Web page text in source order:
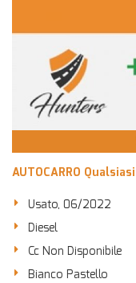
AUTOCARRO Qualsiasi
Usato, 06/2022
Diesel
Cc Non Disponibile
Bianco Pastello